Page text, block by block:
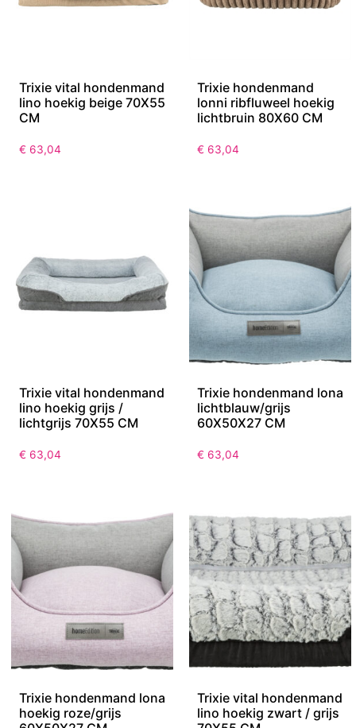
Trixie vital hondenmand
lino hoekig beige 70X55
CM
€ 63,04
Trixie hondenmand
lonni ribfluweel hoekig
lichtbruin 80X60 CM
€ 63,04
Trixie vital hondenmand
lino hoekig grijs /
lichtgrijs 70X55 CM
€ 63,04
Trixie hondenmand lona
lichtblauw/grijs
60X50X27 CM
€ 63,04
Trixie hondenmand lona
hoekig roze/grijs
Trixie vital hondenmand
lino hoekig zwart / grijs